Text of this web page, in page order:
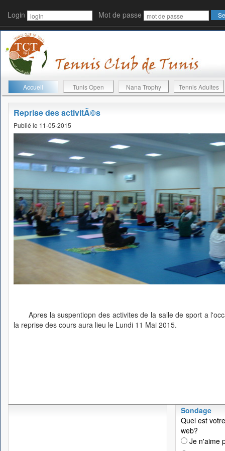
Login Mot de passe
Accueil Tunis Open Nana Trophy Tennis Adultes
Reprise des activitÃ©s
Publié le 11-05-2015
Apres la suspentiopn des activites de la salle de sport a
la reprise des cours aura lieu le Lundi 11 Mai 2015.
Sondage
Quel est
web?
Je n'aime